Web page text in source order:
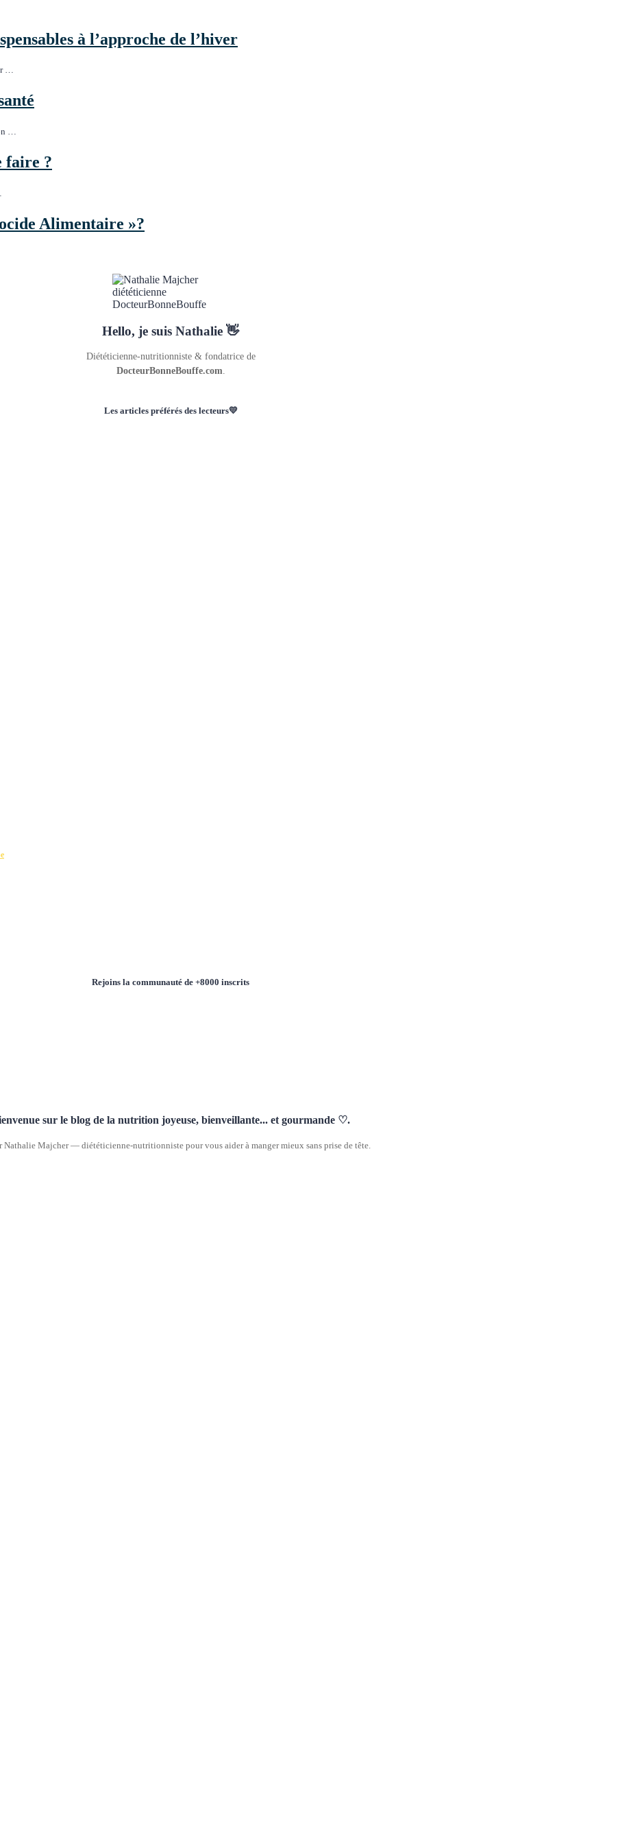
à l’approche de l’hiver
…
…
faire ?
Alimentaire »?
Hello, je suis Nathalie 👋
Diététicienne-nutritionniste & fondatrice de
DocteurBonneBouffe.com
Les articles préférés des lecteurs💛
Rejoins la communauté de +8000 inscrits
sur le blog de la nutrition joyeuse, bienveillante... et gourmande ♡.
Nathalie Majcher — diététicienne-nutritionniste pour vous aider à manger mieux sans prise de tête.